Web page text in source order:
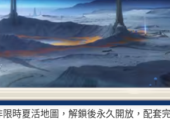
時夏活地圖，解鎖後永久開放，配套